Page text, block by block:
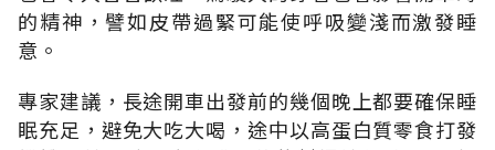
的精神，譬如皮帶過緊可能使呼吸變淺而激發睡
意。
專家建議，長途開車出發前的幾個晚上都要確保睡
眠充足，避免大吃大喝，途中以高蛋白質零食打發